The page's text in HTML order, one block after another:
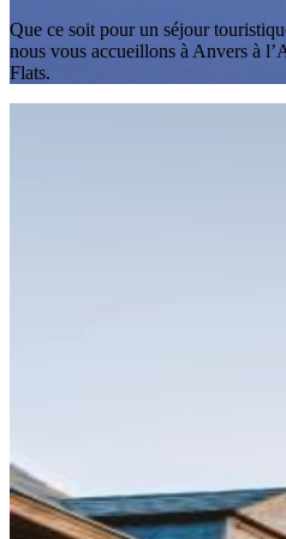
Que ce soit pour un séjour
nous vous accueillons à Anvers à
Flats.